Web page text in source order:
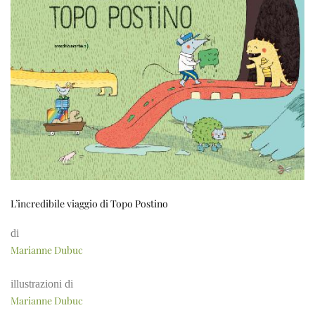
L’incredibile viaggio di Topo Postino
di
Marianne Dubuc
illustrazioni di
Marianne Dubuc